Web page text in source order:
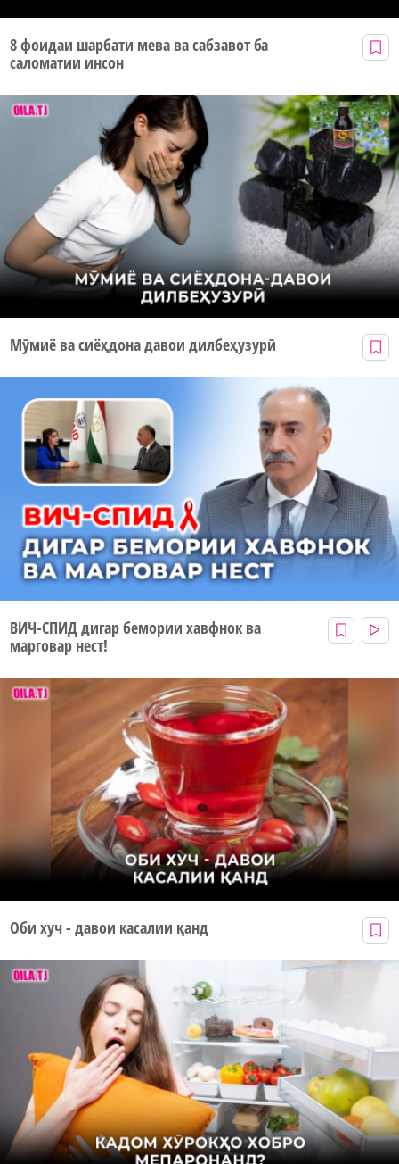
8 фоидаи шарбати мева ва сабзавот ба
саломатии инсон
Мӯмиё ва сиёҳдона давои дилбеҳузурӣ
ВИЧ-СПИД дигар бемории хавфнок ва
марговар нест!
Оби хуч - давои касалии қанд